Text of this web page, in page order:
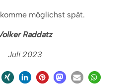
möglichst spät.
Raddatz
Juli 2023